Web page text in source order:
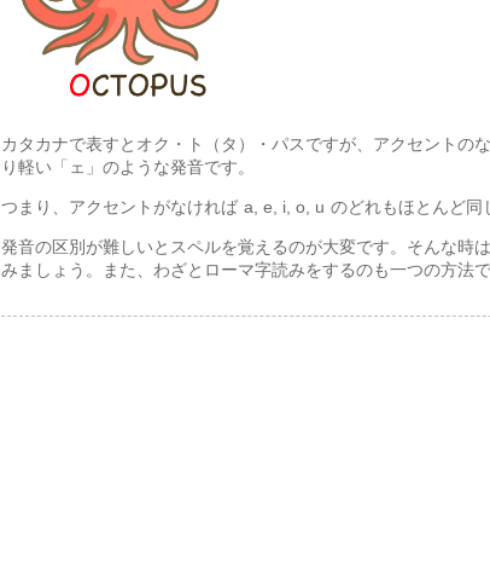
カタカナで表すとオク・ト（タ）・パスですが、アクセントの
り軽い「ェ」のような発音です。
つまり、アクセントがなければ a, e, i, o, u のどれもほとんど同
発音の区別が難しいとスペルを覚えるのが大変です。そんな時
みましょう。また、わざとローマ字読みをするのも一つの方法